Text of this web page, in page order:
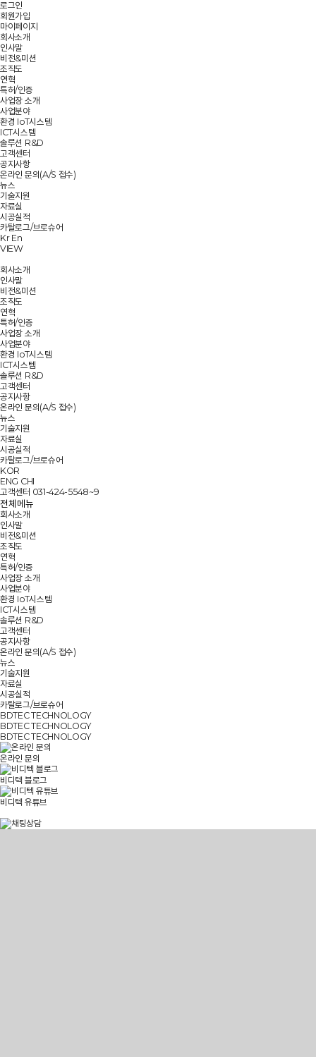
로그인
회원가입
마이페이지
회사소개
인사말
비전&미션
조직도
연혁
특허/인증
사업장 소개
사업분야
환경 IoT시스템
ICT시스템
솔루션 R&D
고객센터
공지사항
온라인 문의(A/S 접수)
뉴스
기술지원
자료실
시공실적
카탈로그/브로슈어
Kr En
VIEW
회사소개
인사말
비전&미션
조직도
연혁
특허/인증
사업장 소개
사업분야
환경 IoT시스템
ICT시스템
솔루션 R&D
고객센터
공지사항
온라인 문의(A/S 접수)
뉴스
기술지원
자료실
시공실적
카탈로그/브로슈어
KOR
ENG CHI
고객센터 031-424-5548~9
전체메뉴
회사소개
인사말
비전&미션
조직도
연혁
특허/인증
사업장 소개
사업분야
환경 IoT시스템
ICT시스템
솔루션 R&D
고객센터
공지사항
온라인 문의(A/S 접수)
뉴스
기술지원
자료실
시공실적
카탈로그/브로슈어
BDTEC TECHNOLOGY
BDTEC TECHNOLOGY
BDTEC TECHNOLOGY
온라인 문의
비디텍 블로그
비디텍 유튜브